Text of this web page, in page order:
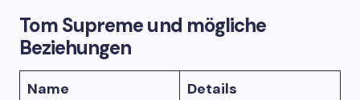
Tom Supreme und mögliche
Beziehungen
Name Details